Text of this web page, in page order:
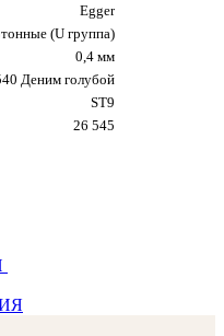
Egger
(U группа)
0,4 мм
Деним голубой
ST9
26 545